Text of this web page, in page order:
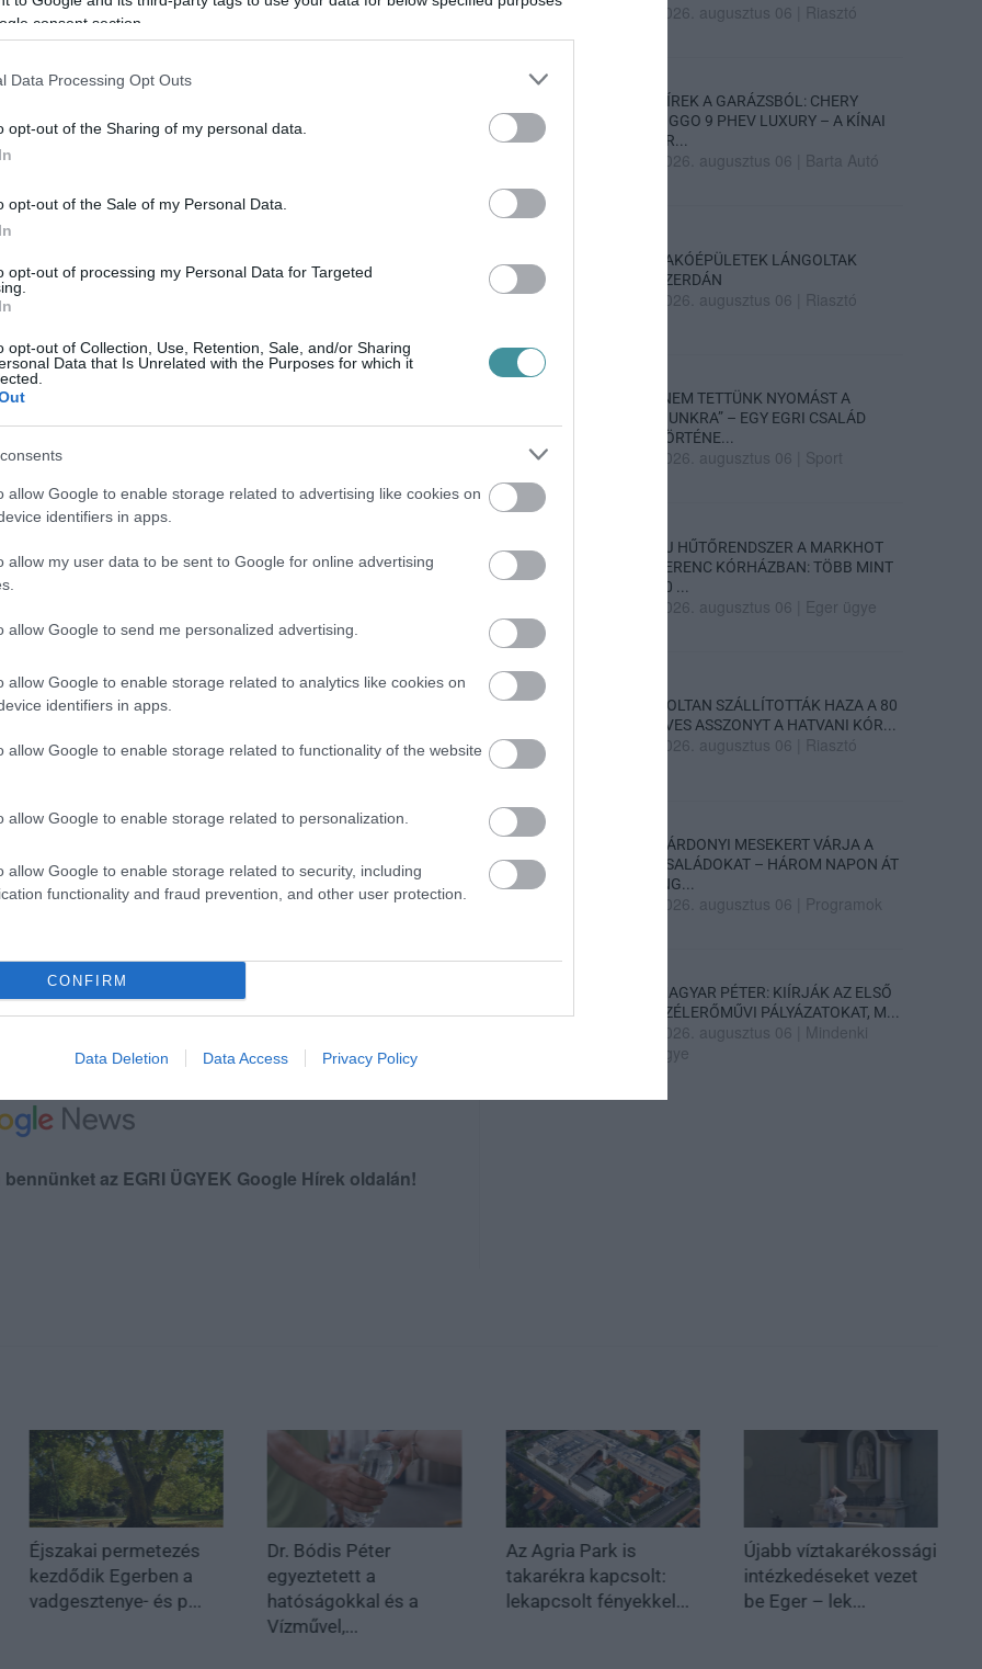
consent section.
Data Processing Opt Outs
opt-out of the Sharing of my personal data.
opt-out of the Sale of my Personal Data.
opt-out of processing my Personal Data for Targeted
opt-out of Collection, Use, Retention, Sale, and/or Sharing
Data that Is Unrelated with the Purposes for which it
allow Google to enable storage related to advertising like cookies on
identifiers in apps.
allow my user data to be sent to Google for online advertising
allow Google to send me personalized advertising.
allow Google to enable storage related to analytics like cookies on
identifiers in apps.
allow Google to enable storage related to functionality of the website
allow Google to enable storage related to personalization.
allow Google to enable storage related to security, including
functionality and fraud prevention, and other user protection.
CONFIRM
Data Deletion Data Access Privacy Policy
a Városházára is. Szó esett Eger
– de legfőképp arról, milyen
valódi hidat képeznek kultúrák,
az EGRI ÜGYEK Google Hírek oldalán!
2026. augusztus 06 Riasztó
HÍREK A GARÁZSBÓL: CHERY
TIGGO 9 PHEV LUXURY – A KÍNAI
PR...
2026. augusztus 06 Barta Autó
LAKÓÉPÜLETEK LÁNGOLTAK
SZERDÁN
2026. augusztus 06 Riasztó
„NEM TETTÜNK NYOMÁST A
FIUNKRA” – EGY EGRI CSALÁD
TÖRTÉNE...
2026. augusztus 06 Sport
ÚJ HŰTŐRENDSZER A MARKHOT
FERENC KÓRHÁZBAN: TÖBB MINT
70 ...
2026. augusztus 06 Eger ügye
HOLTAN SZÁLLÍTOTTÁK HAZA A 80
ÉVES ASSZONYT A HATVANI KÓR...
2026. augusztus 06 Riasztó
GÁRDONYI MESEKERT VÁRJA A
CSALÁDOKAT – HÁROM NAPON ÁT
ING...
2026. augusztus 06 Programok
MAGYAR PÉTER: KIÍRJÁK AZ ELSŐ
SZÉLERŐMŰVI PÁLYÁZATOKAT, M...
2026. augusztus 06
Mindenki
ügye
Éjszakai permetezés
kezdődik Egerben a
vadgesztenye- és p...
Dr. Bódis Péter
egyeztetett a
hatóságokkal és a
Vízművel,...
Az Agria Park is
takarékra kapcsolt:
lekapcsolt fényekkel...
Újabb víztakarékossági
intézkedéseket vezet
be Eger – lek...